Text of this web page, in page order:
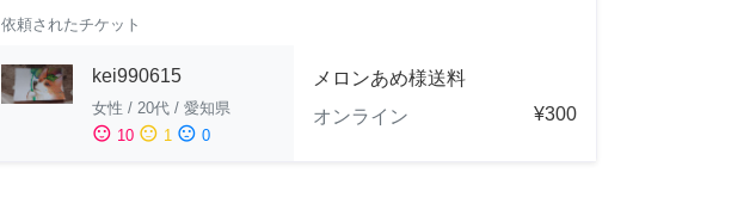
依頼されたチケット
kei990615
女性 / 20代 / 愛知県
sentiment_satisfied 10 sentiment_neutral 1 sentiment_dissatisfied 0
メロンあめ様送料
オンライン
¥300